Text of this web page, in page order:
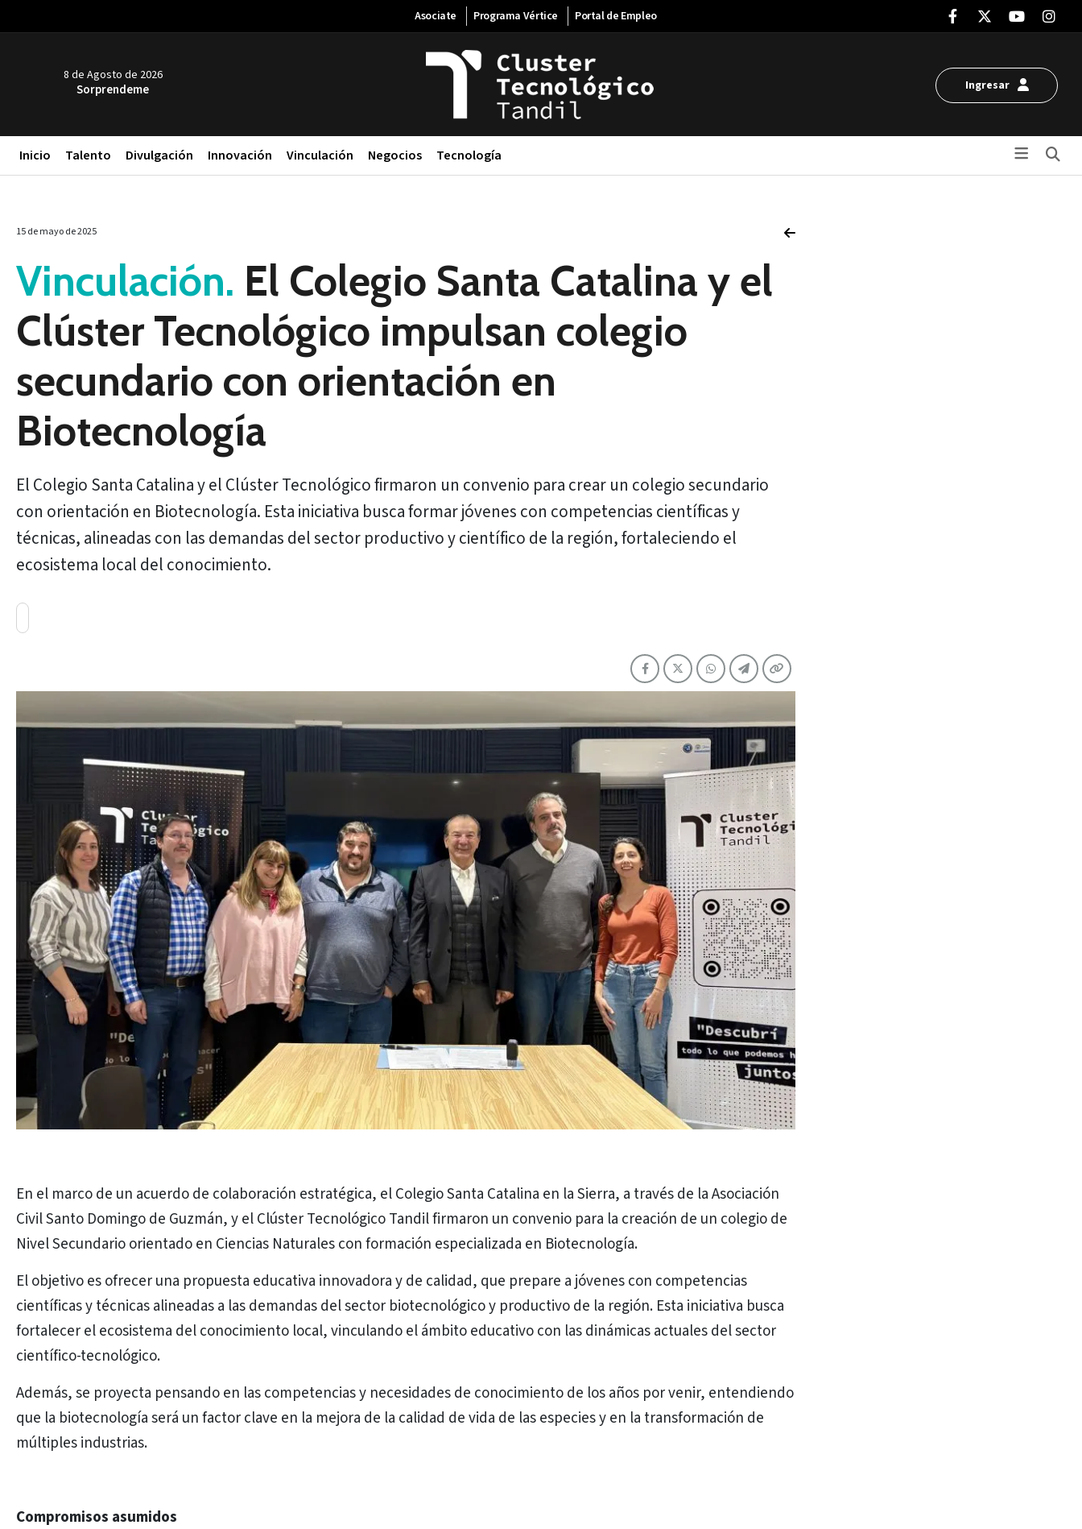
Asociate Programa Vértice Portal de Empleo
Ingresar
8 de Agosto de 2026
Sorprendeme
Inicio Talento Divulgación Innovación Vinculación Negocios Tecnología
15 de mayo de 2025
Vinculación. El Colegio Santa Catalina y el
Clúster Tecnológico impulsan colegio
secundario con orientación en
Biotecnología
El Colegio Santa Catalina y el Clúster Tecnológico firmaron un convenio para crear un colegio secundario
con orientación en Biotecnología. Esta iniciativa busca formar jóvenes con competencias científicas y
técnicas, alineadas con las demandas del sector productivo y científico de la región, fortaleciendo el
ecosistema local del conocimiento.
En el marco de un acuerdo de colaboración estratégica, el Colegio Santa Catalina en la Sierra, a través de la Asociación
Civil Santo Domingo de Guzmán, y el Clúster Tecnológico Tandil firmaron un convenio para la creación de un colegio de
Nivel Secundario orientado en Ciencias Naturales con formación especializada en Biotecnología.
El objetivo es ofrecer una propuesta educativa innovadora y de calidad, que prepare a jóvenes con competencias
científicas y técnicas alineadas a las demandas del sector biotecnológico y productivo de la región. Esta iniciativa busca
fortalecer el ecosistema del conocimiento local, vinculando el ámbito educativo con las dinámicas actuales del sector
científico-tecnológico.
Además, se proyecta pensando en las competencias y necesidades de conocimiento de los años por venir, entendiendo
que la biotecnología será un factor clave en la mejora de la calidad de vida de las especies y en la transformación de
múltiples industrias.
Compromisos asumidos